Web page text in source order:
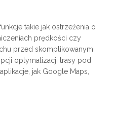
takie jak ostrzeżenia o
prędkości czy
przed skomplikowanymi
optymalizacji trasy pod
jak Google Maps,